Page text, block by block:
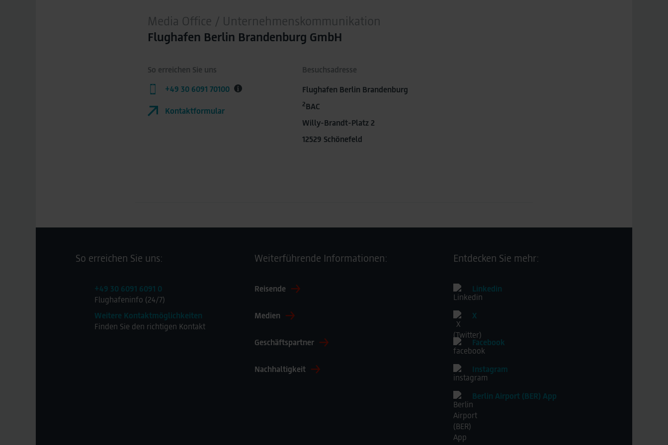
Media Office / Unternehmenskommunikation
Flughafen Berlin Brandenburg GmbH
So erreichen Sie uns
+49 30 6091 70100
Kontaktformular
Besuchsadresse
Flughafen Berlin Brandenburg
2BAC
Willy-Brandt-Platz 2
12529 Schönefeld
So erreichen Sie uns:
+49 30 6091 6091 0
Flughafeninfo (24/7)
Weitere Kontaktmöglichkeiten
Finden Sie den richtigen Kontakt
Weiterführende Informationen:
Reisende
Medien
Geschäftspartner
Nachhaltigkeit
Entdecken Sie mehr:
Linkedin
X
Facebook
Instagram
Berlin Airport (BER) App